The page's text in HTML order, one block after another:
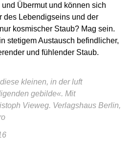
Übermut und können sich
des Lebendigseins und der
kosmischer Staub? Mag sein.
stetigem Austausch befindlicher,
und fühlender Staub.
kleinen, in der luft
gebilde«. Mit
Vieweg. Verlagshaus Berlin,